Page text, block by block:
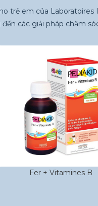
trẻ em của Laboratoires
các giải pháp chăm
Calcium C+